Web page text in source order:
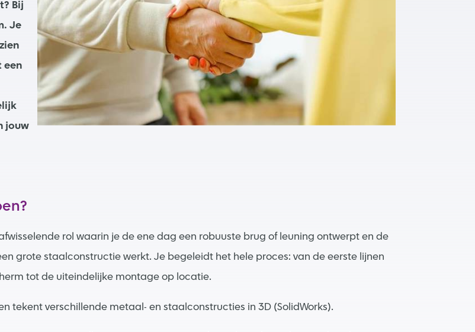
Bij
Je
een
jouw
rol waarin je de ene dag een robuuste brug of leuning ontwerpt en de
grote staalconstructie werkt. Je begeleidt het hele proces: van de eerste lijnen
tot de uiteindelijke montage op locatie.
tekent verschillende metaal- en staalconstructies in 3D (SolidWorks).